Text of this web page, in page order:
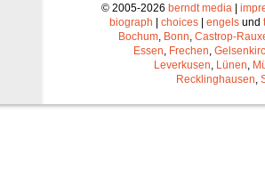
© 2005-2026 berndt media|
biograph | choices | engels und
Bochum, Bonn, Castrop-
Essen, Frechen,
Leverkusen, Lünen,
Recklinghausen,